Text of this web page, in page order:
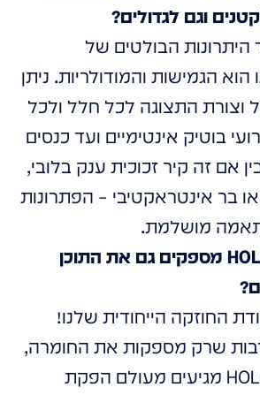
וגם לגדולים?
הבולטים של
הוא הגמישות והמודולריות. ניתן
וצורת התצוגה לכל חלל ולכל
בוטיק אינטימיים ועד כנסים
אם זה קיר זכוכית ענק בלובי,
או בר אינטראקטיבי – הפתרונות
מושלמת.
ש: האםHOLOWAVE מספקים גם את התוכן
החוזקה הייחודית שלנו!
רבות שרק מספקות את החומרה,
אנחנו ב-HOLOWAVE מגיעים מעולם הפקת